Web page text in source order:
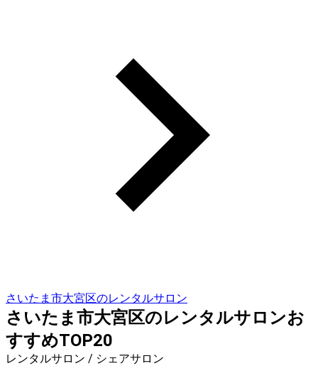
さいたま市大宮区のレンタルサロン
さいたま市大宮区のレンタルサロンお
すすめTOP20
レンタルサロン / シェアサロン